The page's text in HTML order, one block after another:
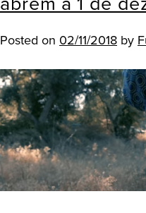
Posted on 02/11/2018 by